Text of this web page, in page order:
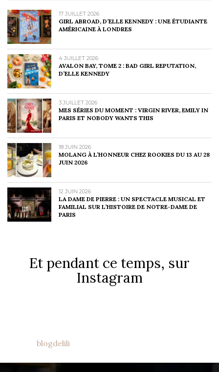
17 JUILLET 2026
GIRL ABROAD, D’ELLE KENNEDY : UNE ÉTUDIANTE
AMÉRICAINE À LONDRES
4 JUILLET 2026
AVALON BAY, TOME 2 : BAD GIRL REPUTATION,
D’ELLE KENNEDY
3 JUILLET 2026
MES SÉRIES DU MOMENT : VIRGIN RIVER, EMILY IN
PARIS ET NOBODY WANTS THIS
18 JUIN 2026
MOLANG À L’HONNEUR CHEZ ROOKIES DU 13 AU 28
JUIN 2026
12 JUIN 2026
LA DAME DE PIERRE : UN SPECTACLE MUSICAL ET
FAMILIAL SUR L’HISTOIRE DE NOTRE-DAME DE
PARIS
Et pendant ce temps, sur
Instagram
blogdelili